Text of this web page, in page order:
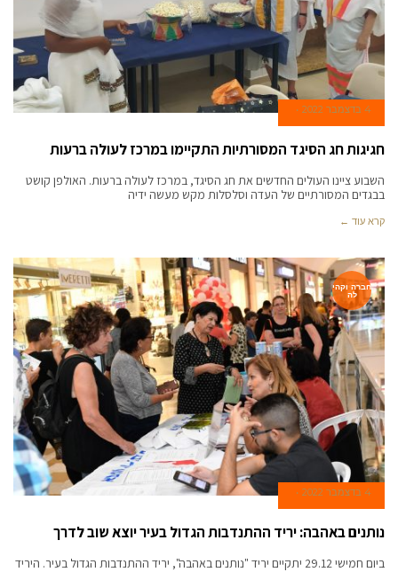
4 בדצמבר 2022
חגיגות חג הסיגד המסורתיות התקיימו במרכז לעולה ברעות
השבוע ציינו העולים החדשים את חג הסיגד, במרכז לעולה ברעות. האולפן קושט
בבגדים המסורתיים של העדה וסלסלות מקש מעשה ידיה
קרא עוד ←
חברה וקהי
לה
4 בדצמבר 2022
נותנים באהבה: יריד ההתנדבות הגדול בעיר יוצא שוב לדרך
ביום חמישי 29.12 יתקיים יריד "נותנים באהבה", יריד ההתנדבות הגדול בעיר. היריד